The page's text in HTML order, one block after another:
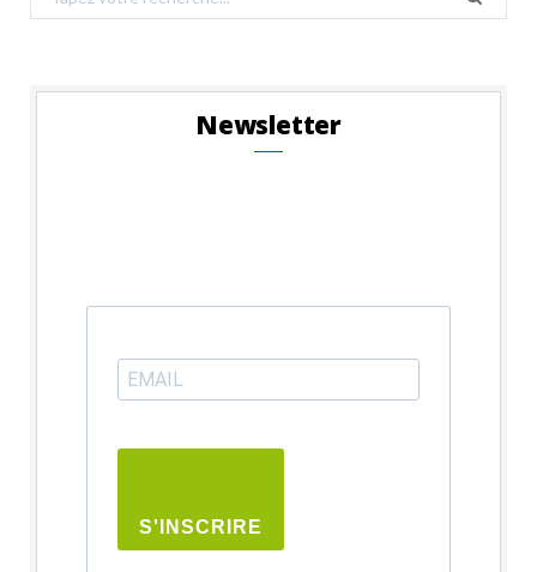
for:
Newsletter
S'INSCRIRE